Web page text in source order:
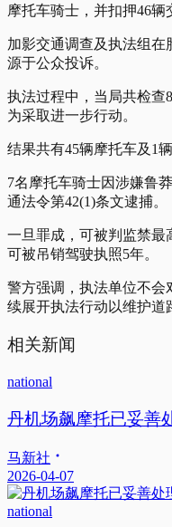
摩托车骑士，并扣押46辆
加影交通调查及执法组在
源于公众投诉。
执法过程中，当局共检查
为采取进一步行动。
结果共有45辆摩托车及1
7名摩托车骑士因涉嫌鲁
通法令第42(1)条文逮捕。
一旦罪成，可被判监禁最
可被吊销驾驶执照5年。
警方强调，执法单位不会
续展开执法行动以维护道
相关新闻
national
丹机场飙摩托已妥善
马新社
2026-04-07
national